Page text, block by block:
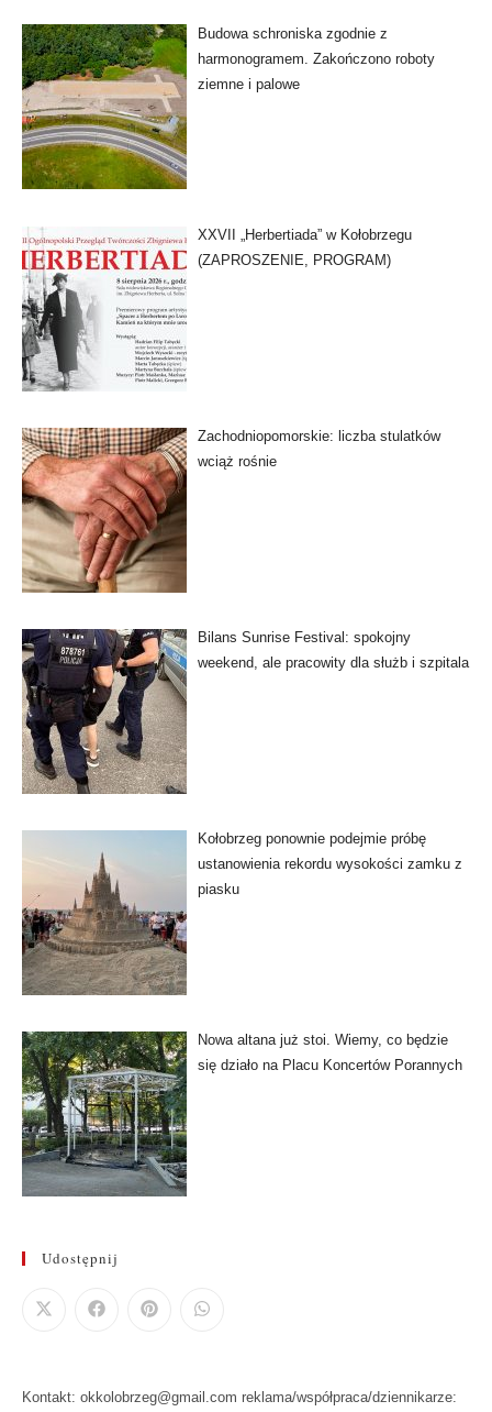
Budowa schroniska zgodnie z
harmonogramem. Zakończono roboty
ziemne i palowe
XXVII „Herbertiada” w Kołobrzegu
(ZAPROSZENIE, PROGRAM)
Zachodniopomorskie: liczba stulatków
wciąż rośnie
Bilans Sunrise Festival: spokojny
weekend, ale pracowity dla służb i szpitala
Kołobrzeg ponownie podejmie próbę
ustanowienia rekordu wysokości zamku z
piasku
Nowa altana już stoi. Wiemy, co będzie
się działo na Placu Koncertów Porannych
Udostępnij
Kontakt: okkolobrzeg@gmail.com reklama/współpraca/dziennikarze: